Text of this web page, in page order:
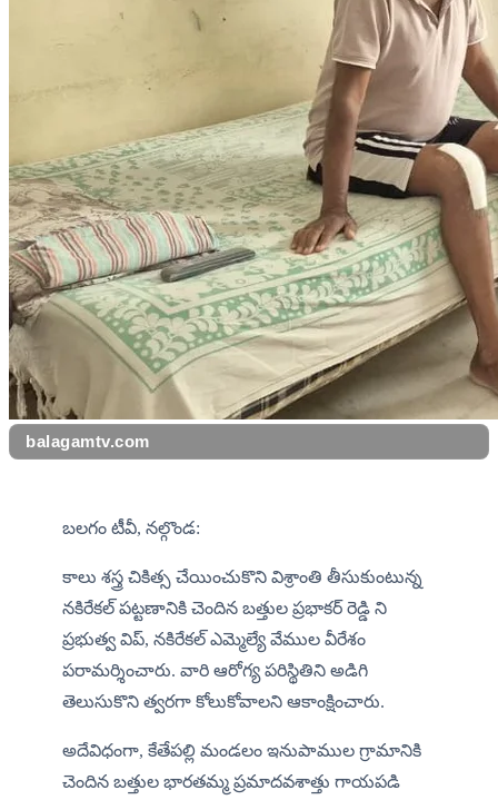
balagamtv.com
బలగం టీవీ, నల్గొండ:
కాలు శస్త్ర చికిత్స చేయించుకొని విశ్రాంతి తీసుకుంటున్న
నకిరేకల్ పట్టణానికి చెందిన బత్తుల ప్రభాకర్ రెడ్డి ని
ప్రభుత్వ విప్, నకిరేకల్ ఎమ్మెల్యే వేముల వీరేశం
పరామర్శించారు. వారి ఆరోగ్య పరిస్థితిని అడిగి
తెలుసుకొని త్వరగా కోలుకోవాలని ఆకాంక్షించారు.
అదేవిధంగా, కేతేపల్లి మండలం ఇనుపాముల గ్రామానికి
చెందిన బత్తుల భారతమ్మ ప్రమాదవశాత్తు గాయపడి